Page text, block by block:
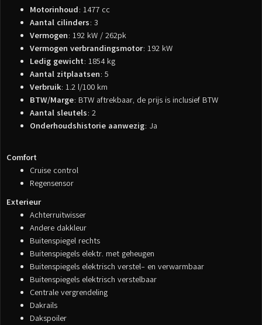
Motorinhoud: 1477 cc
Aantal cilinders: 3
Vermogen: 192 kW / 262pk
Vermogen verbrandingsmotor: 192 kW
Ledig gewicht: 1854 kg
Aantal zitplaatsen: 5
Verbruik: 1.2 l/100 km
BTW/Marge: BTW aftrekbaar, de prijs is inclusief BTW
Aantal sleutels: 2
Onderhoudshistorie aanwezig: Ja
Comfort
Cruise control
Regensensor
Exterieur
Achterruitwisser
Andere dakkleur
Buitenspiegel rechts
Buitenspiegels elektr. met geheugen
Buitenspiegels elektrisch verstel- en verwarmbaar
Buitenspiegels elektrisch verstelbaar
Centrale vergrendeling
Dakrails
Dakspoiler